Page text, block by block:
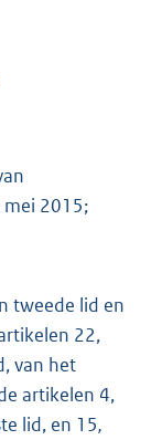
mei 2015;
tweede lid en
22,
van het
artikelen 4,
lid, en 15,